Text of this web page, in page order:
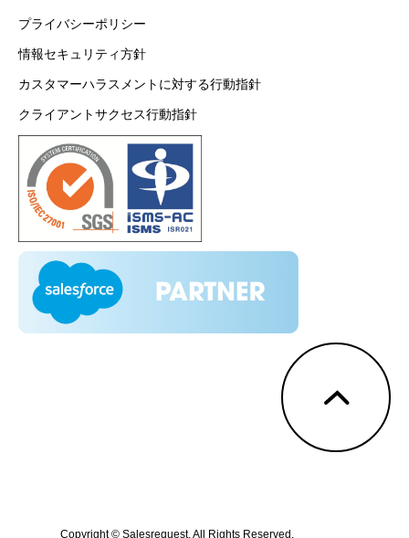
プライバシーポリシー
情報セキュリティ方針
カスタマーハラスメントに対する行動指針
クライアントサクセス行動指針
Copyright © Salesrequest. All Rights Reserved.